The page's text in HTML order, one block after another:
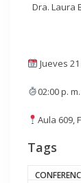
Dra. Laura
Jueves
02:00 p.
Aula 609,
Tags